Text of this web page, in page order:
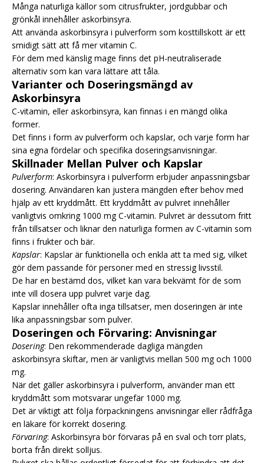
Många naturliga källor som citrusfrukter, jordgubbar och
grönkål innehåller askorbinsyra.
Att använda askorbinsyra i pulverform som kosttillskott är ett
smidigt sätt att få mer vitamin C.
För dem med känslig mage finns det pH-neutraliserade
alternativ som kan vara lättare att tåla.
Varianter och Doseringsmängd av
Askorbinsyra
C-vitamin, eller askorbinsyra, kan finnas i en mängd olika
former.
Det finns i form av pulverform och kapslar, och varje form har
sina egna fördelar och specifika doseringsanvisningar.
Skillnader Mellan Pulver och Kapslar
Pulverform: Askorbinsyra i pulverform erbjuder anpassningsbar
dosering. Användaren kan justera mängden efter behov med
hjälp av ett kryddmått. Ett kryddmått av pulvret innehåller
vanligtvis omkring 1000 mg C-vitamin. Pulvret är dessutom fritt
från tillsatser och liknar den naturliga formen av C-vitamin som
finns i frukter och bär.
Kapslar: Kapslar är funktionella och enkla att ta med sig, vilket
gör dem passande för personer med en stressig livsstil.
De har en bestämd dos, vilket kan vara bekvämt för de som
inte vill dosera upp pulvret varje dag.
Kapslar innehåller ofta inga tillsatser, men doseringen är inte
lika anpassningsbar som pulver.
Doseringen och Förvaring: Anvisningar
Dosering: Den rekommenderade dagliga mängden
askorbinsyra skiftar, men är vanligtvis mellan 500 mg och 1000
mg.
När det gäller askorbinsyra i pulverform, använder man ett
kryddmått som motsvarar ungefär 1000 mg.
Det är viktigt att följa förpackningens anvisningar eller rådfråga
en läkare för korrekt dosering.
Förvaring: Askorbinsyra bör förvaras på en sval och torr plats,
borta från direkt solljus.